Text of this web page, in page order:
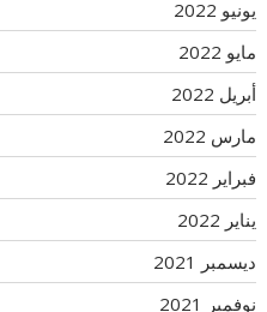
يونيو 2022
مايو 2022
أبريل 2022
مارس 2022
فبراير 2022
يناير 2022
ديسمبر 2021
نوفمبر 2021